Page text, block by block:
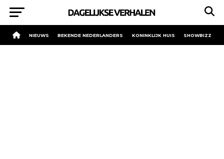
NIEUWS BEKENDE NEDERLANDERS KONINKLIJK HUIS SHOWBIZZ